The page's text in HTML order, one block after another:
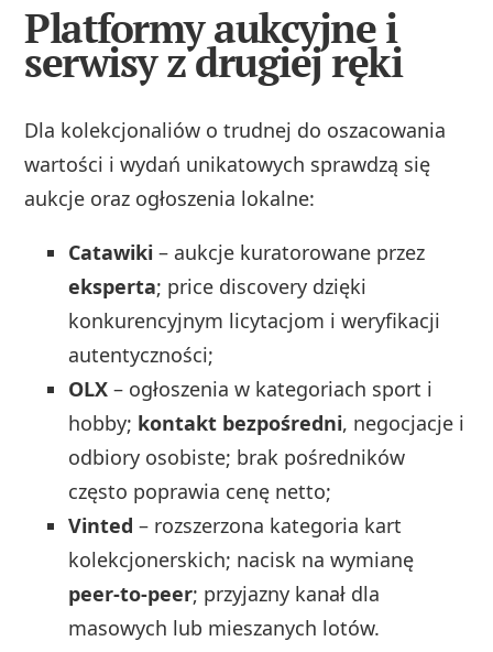
Platformy aukcyjne i
serwisy z drugiej ręki
Dla kolekcjonaliów o trudnej do oszacowania
wartości i wydań unikatowych sprawdzą się
aukcje oraz ogłoszenia lokalne:
Catawiki – aukcje kuratorowane przez
eksperta; price discovery dzięki
konkurencyjnym licytacjom i weryfikacji
autentyczności;
OLX – ogłoszenia w kategoriach sport i
hobby; kontakt bezpośredni, negocjacje i
odbiory osobiste; brak pośredników
często poprawia cenę netto;
Vinted – rozszerzona kategoria kart
kolekcjonerskich; nacisk na wymianę
peer‑to‑peer; przyjazny kanał dla
masowych lub mieszanych lotów.